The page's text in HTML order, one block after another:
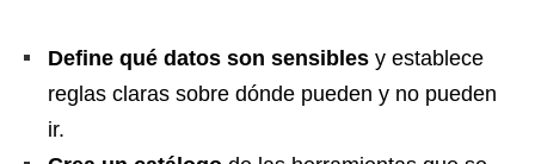
Define qué datos son sensibles y establece
reglas claras sobre dónde pueden y no pueden
ir.